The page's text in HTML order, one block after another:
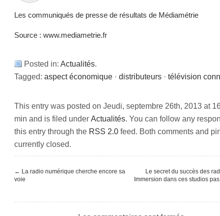
Les communiqués de presse de résultats de Médiamétrie
Source : www.mediametrie.fr
Posted in: Actualités.
Tagged: aspect économique · distributeurs · télévision
This entry was posted on Jeudi, septembre 26th, 2013 at
min and is filed under Actualités. You can follow any
this entry through the RSS 2.0 feed. Both comments and
currently closed.
← La radio numérique cherche encore sa
voie
Le secret du succès des
Immersion dans ces studios